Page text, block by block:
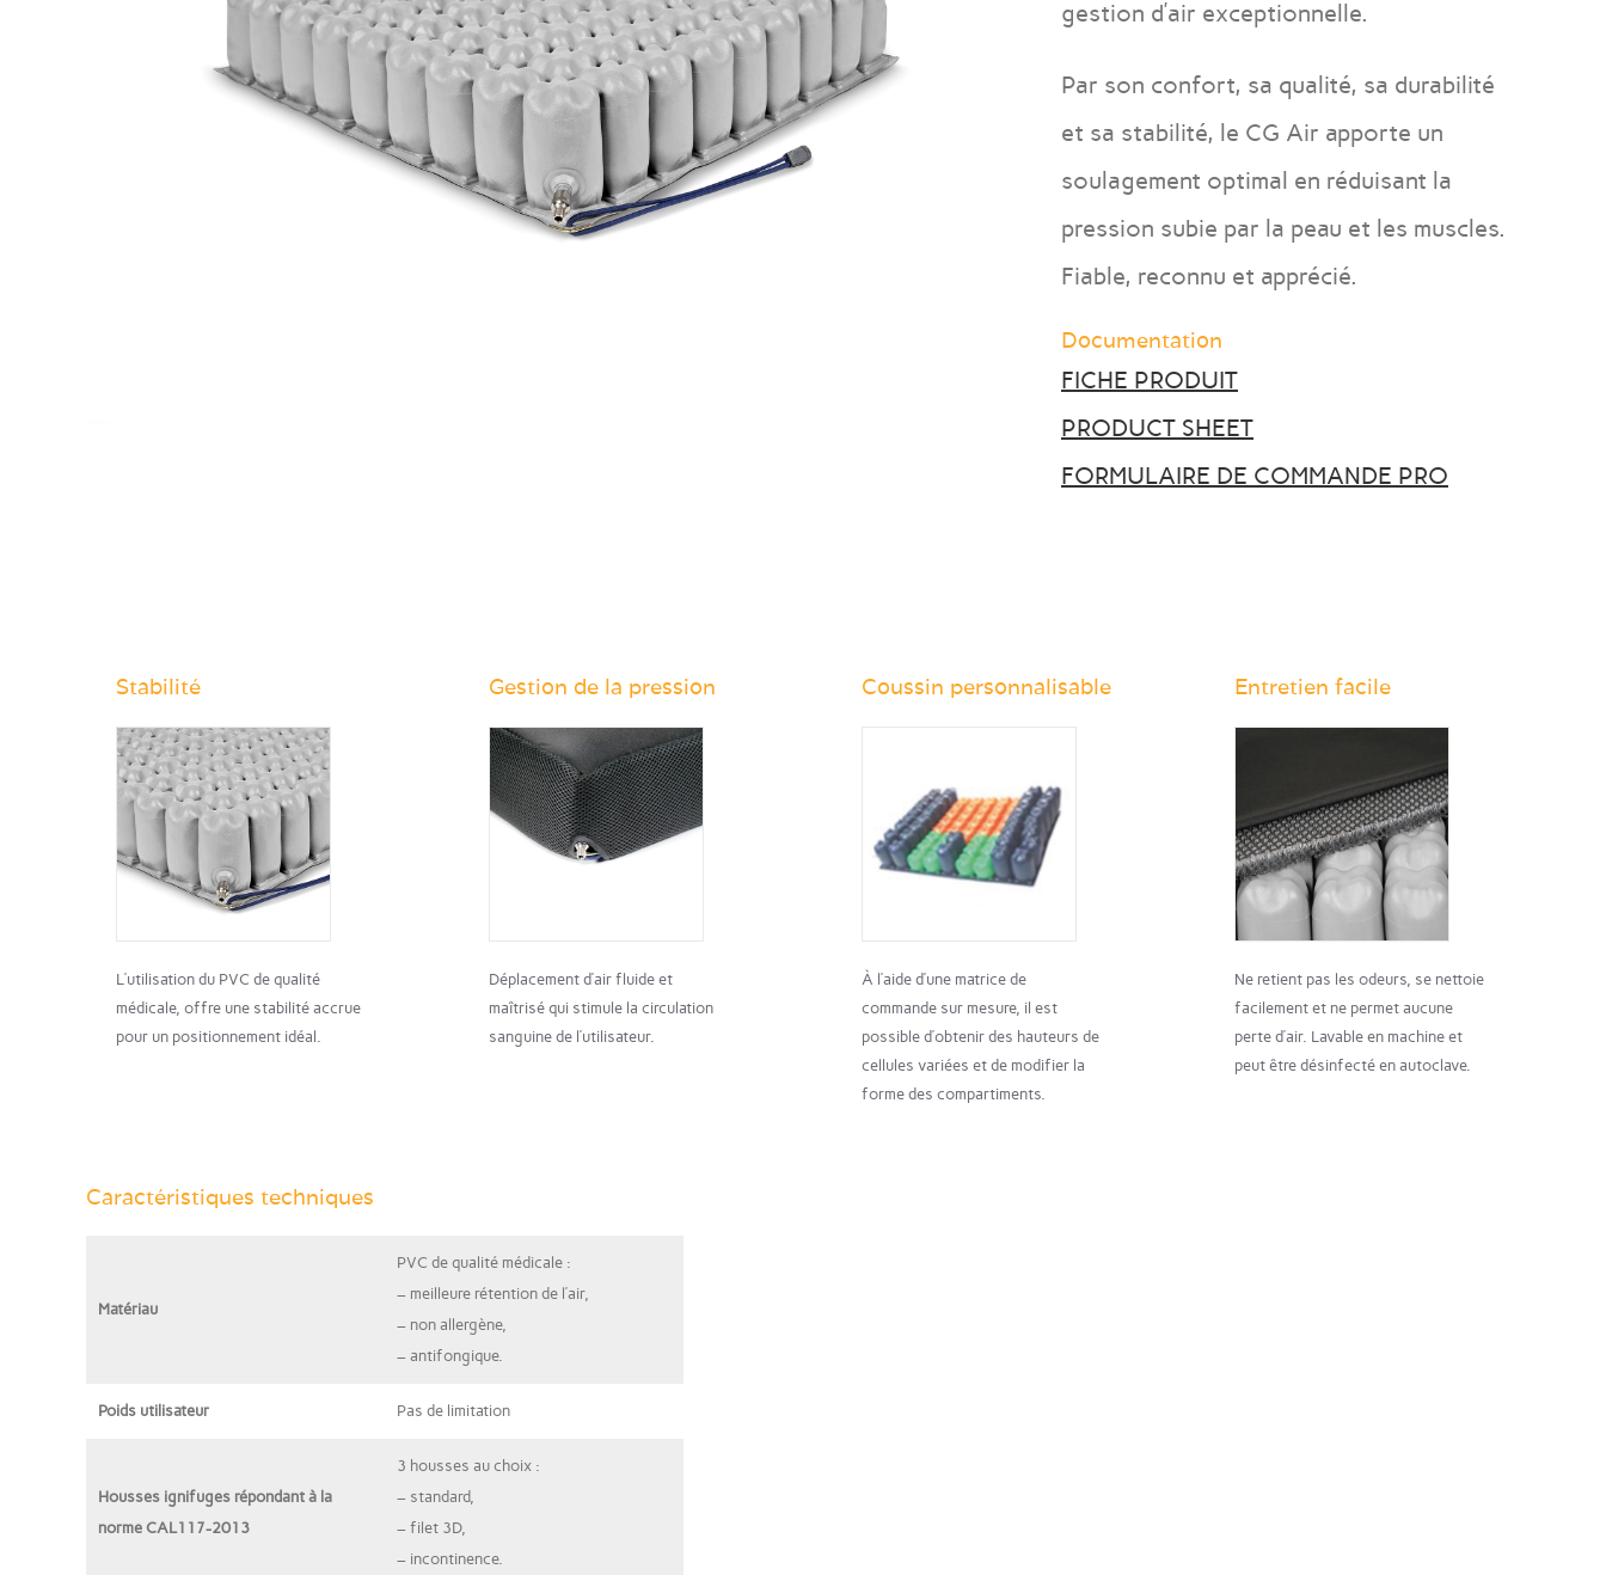
gestion d’air exceptionnelle.
Par son confort, sa qualité, sa durabilité
et sa stabilité, le CG Air apporte un
soulagement optimal en réduisant la
pression subie par la peau et les muscles.
Fiable, reconnu et apprécié.
Documentation
FICHE PRODUIT
PRODUCT SHEET
FORMULAIRE DE COMMANDE PRO
Stabilité
L’utilisation du PVC de qualité
médicale, offre une stabilité accrue
pour un positionnement idéal.
Gestion de la pression
Déplacement d’air fluide et
maîtrisé qui stimule la circulation
sanguine de l’utilisateur.
Coussin personnalisable
À l’aide d’une matrice de
commande sur mesure, il est
possible d’obtenir des hauteurs de
cellules variées et de modifier la
forme des compartiments.
Entretien facile
Ne retient pas les odeurs, se nettoie
facilement et ne permet aucune
perte d’air. Lavable en machine et
peut être désinfecté en autoclave.
Caractéristiques techniques
Matériau
PVC de qualité médicale :
– meilleure rétention de l’air,
– non allergène,
– antifongique.
Poids utilisateur Pas de limitation
Housses ignifuges répondant à la
norme CAL117-2013
3 housses au choix :
– standard,
– filet 3D,
– incontinence.